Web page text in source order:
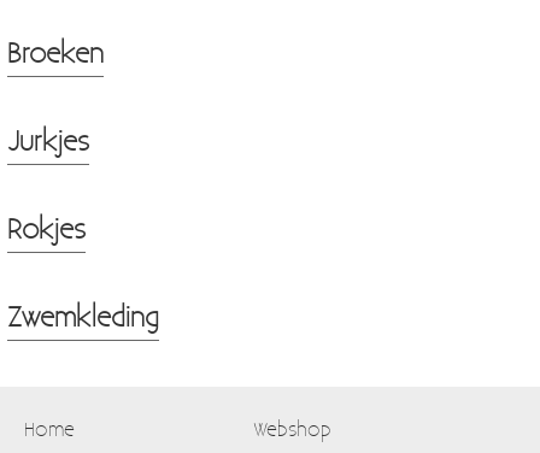
Broeken
Jurkjes
Rokjes
Zwemkleding
Home
Webshop